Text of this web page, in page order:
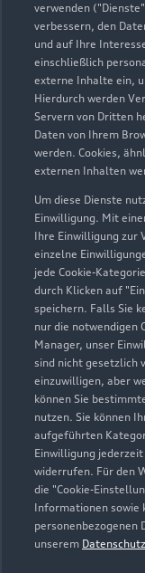
verwenden
verbessern, den
und auf Ihre
einschließlich
externe Inhalte ein,
Hierdurch werden
Servern von Dritten
Daten von Ihrem
werden. Cookies,
externen Inhalten
Um diese Dienste
Einwilligung. Mit
Ihre Einwilligung zur
einzelne
jede Cookie-
durch Klicken auf
speichern. Falls Sie
nur die notwendigen
Manager, unser
sind nicht gesetzlich
einzuwilligen, aber
können Sie
nutzen. Sie können
aufgeführten
Einwilligung
widerrufen. Für den
die "Cookie-
Informationen sowie
personenbezogenen
unserem
72760
07121
audi-
Service